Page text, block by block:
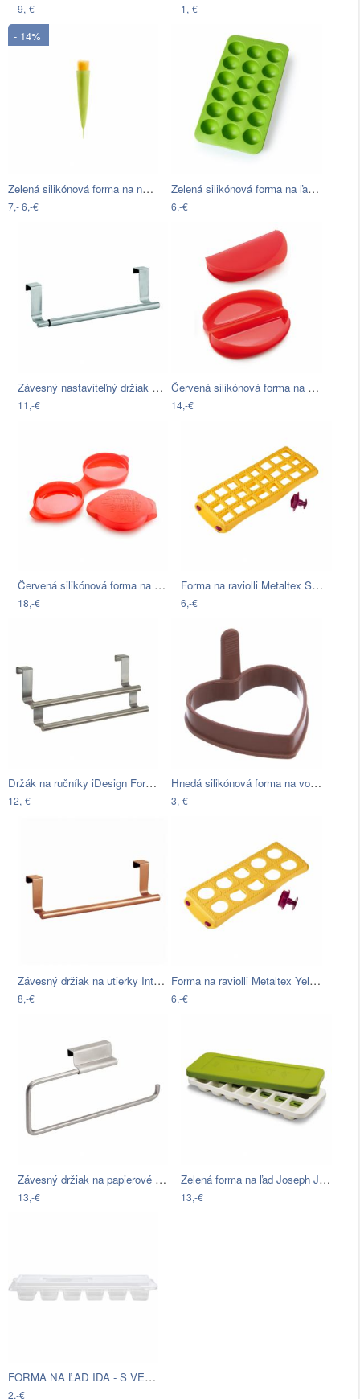
9,-€ 1,-€
- 14%
Zelená silikónová forma na nanuky Lékué…
7,-6,-€
Zelená silikónová forma na ľad Lékué…
6,-€
Závesný nastaviteľný držiak na utierku…
11,-€
Červená silikónová forma na omeletu…
14,-€
Červená silikónová forma na omeletu…
18,-€
Forma na raviolli Metaltex Small Yellow…
6,-€
Držák na ručníky iDesign Forma Double
12,-€
Hnedá silikónová forma na volské oko…
3,-€
Závesný držiak na utierky InterDesign…
8,-€
Forma na raviolli Metaltex Yellow,…
6,-€
Závesný držiak na papierové utierky…
13,-€
Zelená forma na ľad Joseph Joseph…
13,-€
FORMA NA ĽAD IDA - S VEKOM -KMA-
2,-€